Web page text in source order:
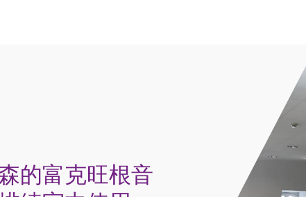
的富克旺根音